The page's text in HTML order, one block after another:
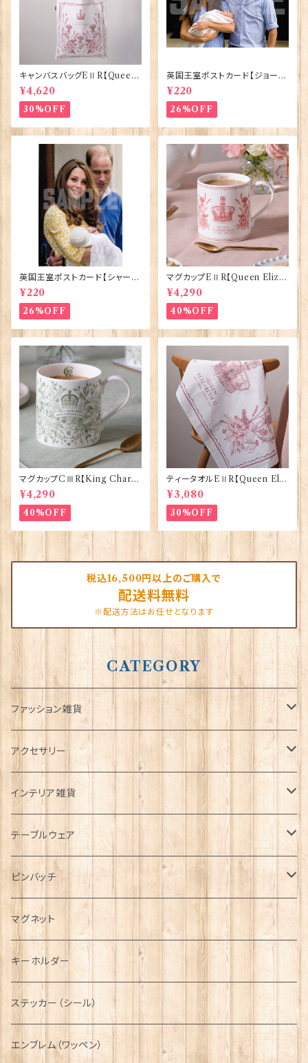
キャンバスバッグEⅡR【Queen
ElizabethⅡ Commemorativ
e】Victoria Eggs 90332
¥4,620
30%OFF
英国王室ポストカード【ジョージ
王子ご誕生】Pageantry Post
card 90183-JEF100
¥220
26%OFF
英国王室ポストカード【シャーロ
ット王女2】Pageantry Postca
rd 90183-JEF202
¥220
26%OFF
マグカップEⅡR【Queen Eliza
bethⅡ Commemorative】Vi
ctoria Eggs 50126
¥4,290
40%OFF
マグカップCⅢR【King Charle
sⅢ Coronation】Victoria E
ggs 50127
¥4,290
40%OFF
ティータオルEⅡR【Queen Eliz
abethⅡ Commemorative】V
ictoria Eggs 50128
¥3,080
30%OFF
税込16,500円以上のご購入で
配送料無料
※配送方法はお任せとなります
CATEGORY
ファッション雑貨
タータンネクタイ
帽子
キャップ
ハンチング帽
キャスケット
ディアストーカー
ニット帽
Tシャツ
マフラー
タータン【Bronte by Moon】
タータン【Glencroft】
ボタンラップマフラー【Aran Traditions】
サッシュ
スカーフ
ファッションマスク
アクセサリー
ORTAK
ブローチ
ペンダント
チャーム
その他のアクセサリー
インテリア雑貨
インテリア置物
ラブスプーン
ラブスプーン【SION LLEWELLYN】
ラブスプーン【PAUL CURTIS】
ファブリック
テーブルウェア
ティータオル
ペーパーナプキン
ティーコジー
その他テーブルウェア
ピンバッチ
ジェネラルデザイン
乗り物
動物＆植物
国旗＆紋章
ミリタリー
NAVY
AIRFORCE
ピューター
マグネット
キーホルダー
ステッカー（シール）
エンブレム（ワッペン）